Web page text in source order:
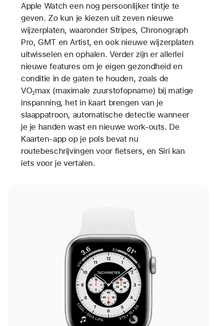
Apple Watch een nog persoonlijker tintje te
geven. Zo kun je kiezen uit zeven nieuwe
wijzerplaten, waaronder Stripes, Chronograph
Pro, GMT en Artist, en ook nieuwe wijzerplaten
uitwisselen en ophalen. Verder zijn er allerlei
nieuwe features om je eigen gezondheid en
conditie in de gaten te houden, zoals de
VO2max (maximale zuurstofopname) bij matige
inspanning, het in kaart brengen van je
slaappatroon, automatische detectie wanneer
je je handen wast en nieuwe work-outs. De
Kaarten-app op je pols bevat nu
routebeschrijvingen voor fietsers, en Siri kan
iets voor je vertalen.